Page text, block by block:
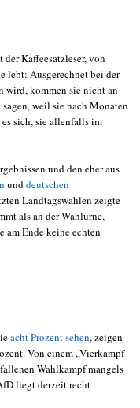
Kaffeesatzleser, von
lebt: Ausgerechnet bei der
wird, kommen sie nicht an
weil sie nach Monaten
sich, sie allenfalls im
und den eher aus
unddeutschen
Landtagswahlen zeigte
als an der Wahlurne,
am Ende keine echten
acht Prozent sehen, zeigen
Von einem „Vierkampf
Wahlkampf mangels
liegt derzeit recht